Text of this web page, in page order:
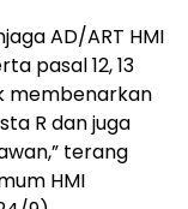
AD/ART HMI
pasal 12, 13
membenarkan
R dan juga
terang
HMI